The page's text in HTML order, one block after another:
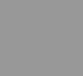
electrónico